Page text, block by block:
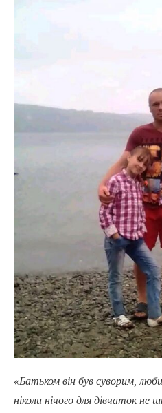
«Батьком він був суворим,
ніколи нічого для дівчаток не